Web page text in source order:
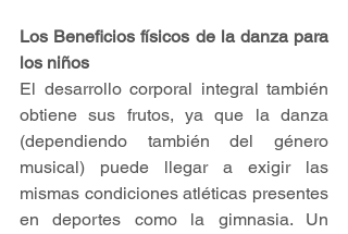
Los Beneficios físicos de la danza para
los niños
El desarrollo corporal integral también
obtiene sus frutos, ya que la danza
(dependiendo también del género
musical) puede llegar a exigir las
mismas condiciones atléticas presentes
en deportes como la gimnasia. Un